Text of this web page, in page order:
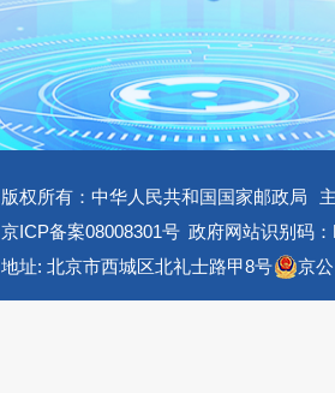
版权所有：中华人民共和国国家邮政局
京ICP备案08008301号 政府网站识别码
地址: 北京市西城区北礼士路甲8号
京